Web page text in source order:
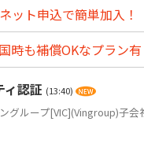
ット申込で簡単加入！
時も補償OKなプラン有
ィ認証 (13:40)
ループ[VIC](Vingroup)子